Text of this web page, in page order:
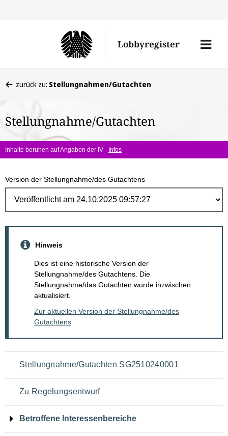
Lobbyregister
Menü
befinden
hier:
zurück zu: Stellungnahmen/Gutachten
Stellungnahme/Gutachten
Inhalte beruhen auf Angaben der IV - Infos
Version der Stellungnahme/des Gutachtens
Hinweis
Dies ist eine historische Version der
Stellungnahme/des Gutachtens. Die
Stellungnahme/das Gutachten wurde inzwischen
aktualisiert.
Zur aktuellen Version der Stellungnahme/des
Gutachtens
Navigation
für
den
Seiteninhalt
Stellungnahme/Gutachten SG2510240001
Zu Regelungsentwurf
Betroffene Interessenbereiche